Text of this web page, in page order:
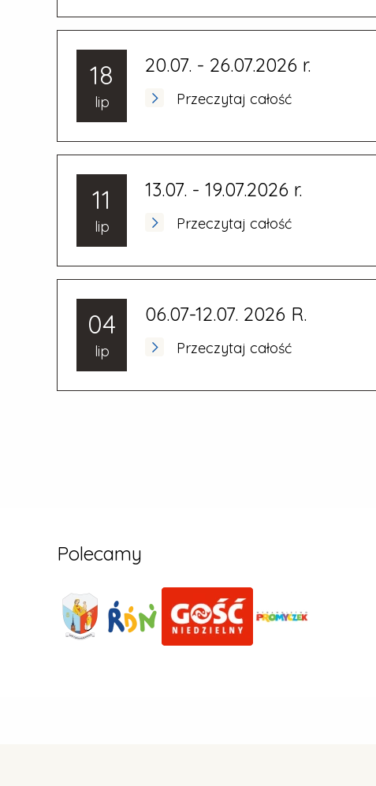
18
lip
20.07. - 26.07.2026 r.
Przeczytaj całość
11
lip
13.07. - 19.07.2026 r.
Przeczytaj całość
04
lip
06.07-12.07. 2026 R.
Przeczytaj całość
Polecamy